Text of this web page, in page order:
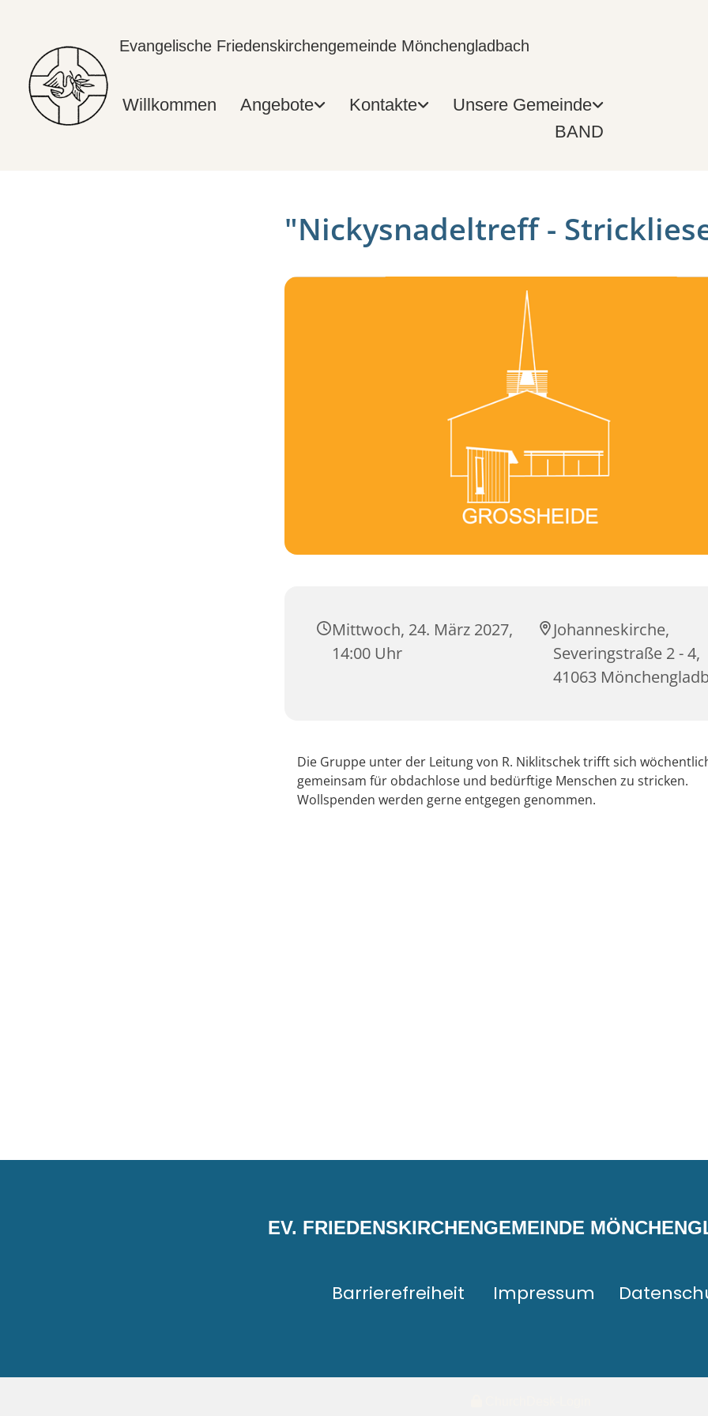
Evangelische Friedenskirchengemeinde Mönchengladbach
Willkommen Angebote Kontakte
Unsere Gemeinde
BAND
"Nickysnadeltreff -
Mittwoch, 24. März 2027,
14:00 Uhr
Johanneskirche,
Severingstraße 2 - 4,
41063
Die Gruppe unter der Leitung von R. Niklitschek trifft sich
gemeinsam für obdachlose und bedürftige Menschen zu stricken.
Wollspenden werden gerne entgegen genommen.
EV. FRIEDENSKIRCHENGEMEINDE
Barrierefreiheit Impressum